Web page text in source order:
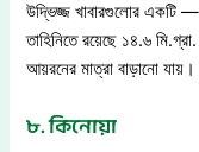
উদ্ভিজ্জ খাবারগুলোর একটি
তাহিনিতে রয়েছে ১৪.৬
আয়রনের মাত্রা বাড়ানো যায়।
৮. কিনোয়া